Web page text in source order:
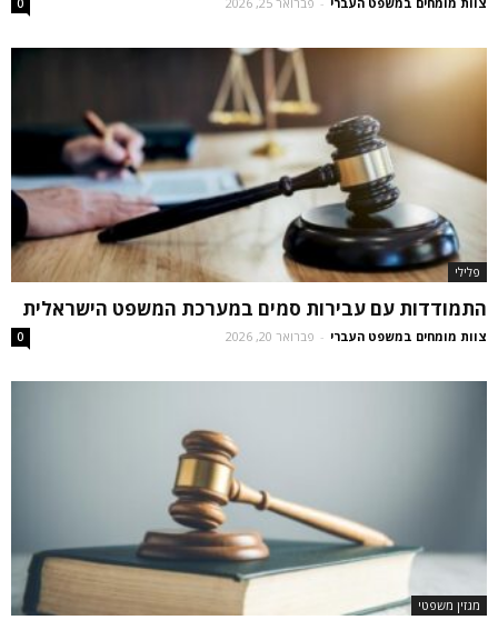
פלילי
התמודדות עם עבירות סמים במערכת המשפט הישראלית
צוות מומחים במשפט העברי - פברואר 20, 2026 0
מגזין משפטי